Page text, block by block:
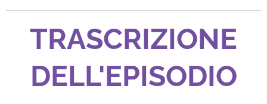
TRASCRIZIONE
DELL'EPISODIO